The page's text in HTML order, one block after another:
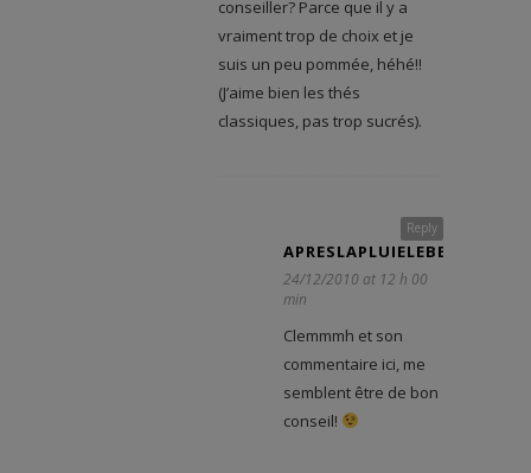
conseiller? Parce que il y a
vraiment trop de choix et je
suis un peu pommée, héhé!!
(J’aime bien les thés
classiques, pas trop sucrés).
Reply
APRESLAPLUIELEBEAUTEMPS
24/12/2010 at 12 h 00
min
Clemmmh et son
commentaire ici, me
semblent être de bon
conseil!